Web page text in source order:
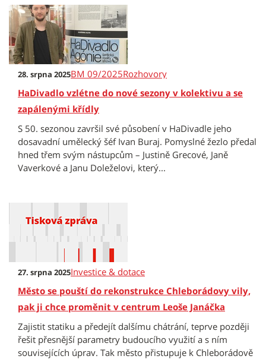
28. srpna 2025BM 09/2025Rozhovory
HaDivadlo vzlétne do nové sezony v kolektivu a se
zapálenými křídly
S 50. sezonou završil své působení v HaDivadle jeho
dosavadní umělecký šéf Ivan Buraj. Pomyslné žezlo předal
hned třem svým nástupcům – Justině Grecové, Janě
Vaverkové a Janu Doleželovi, který...
27. srpna 2025Investice & dotace
Město se pouští do rekonstrukce Chleborádovy vily,
pak ji chce proměnit v centrum Leoše Janáčka
Zajistit statiku a předejít dalšímu chátrání, teprve později
řešit přesnější parametry budoucího využití a s ním
souvisejících úprav. Tak město přistupuje k Chleborádově